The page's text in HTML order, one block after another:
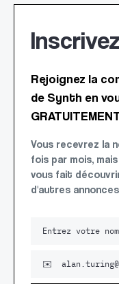
Rejoignez la
de Synth en
Vous recevrez la
fois par mois,
vous fait
d'autres